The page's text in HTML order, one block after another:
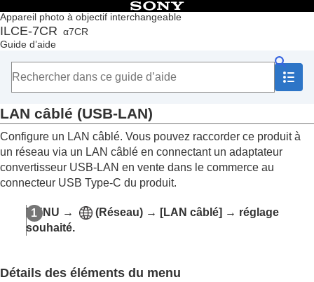
Appareil photo à objectif interchangeable
ILCE-7CR α7CR
Guide d’aide
Table des matières
Accueil
Vérification de l'appareil et des éléments fournis
Fonctions de base
Préparation de l’appareil/Opérations de prise de vue de
base
Recherche de fonctions dans le MENU
Utilisation des fonctions de prise de vue
Personnalisation de l’appareil photo
Changement des réglages de l’appareil
Réglages de la carte mémoire
Connecter par Wi-Fi
LAN câblé (USB-LAN)
Configure un LAN câblé. Vous pouvez raccorder ce produit à
un réseau via un LAN câblé en connectant un adaptateur
convertisseur USB-LAN en vente dans le commerce au
connecteur USB Type-C du produit.
MENU → (Réseau) → [LAN câblé] → réglage
souhaité.
Détails des éléments du menu